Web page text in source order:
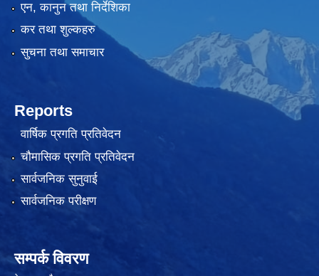
एन, कानुन तथा निर्देशिका
कर तथा शुल्कहरु
सुचना तथा समाचार
Reports
वार्षिक प्रगति प्रतिवेदन
चौमासिक प्रगति प्रतिवेदन
सार्वजनिक सुनुवाई
सार्वजनिक परीक्षण
सम्पर्क विवरण